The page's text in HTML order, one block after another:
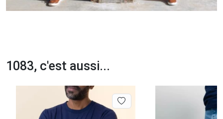
1083, c'est aussi...